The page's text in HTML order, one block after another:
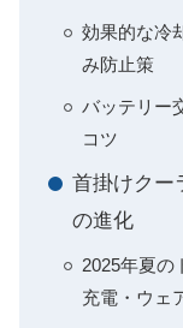
効果的な冷
み防止策
バッテリー
コツ
首掛けクー
の進化
2025年夏の
充電・ウェ